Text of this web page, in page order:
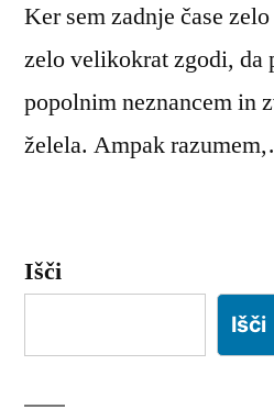
Ker sem zadnje čase
zelo velikokrat zgodi, da
popolnim neznancem in
želela. Ampak
Išči
Išči